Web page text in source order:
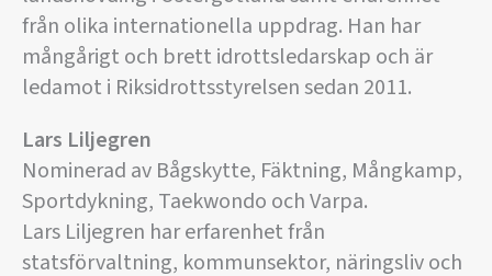
från olika internationella uppdrag. Han har
mångårigt och brett idrottsledarskap och är
ledamot i Riksidrottsstyrelsen sedan 2011.
Lars Liljegren
Nominerad av Bågskytte, Fäktning, Mångkamp,
Sportdykning, Taekwondo och Varpa.
Lars Liljegren har erfarenhet från
statsförvaltning, kommunsektor, näringsliv och